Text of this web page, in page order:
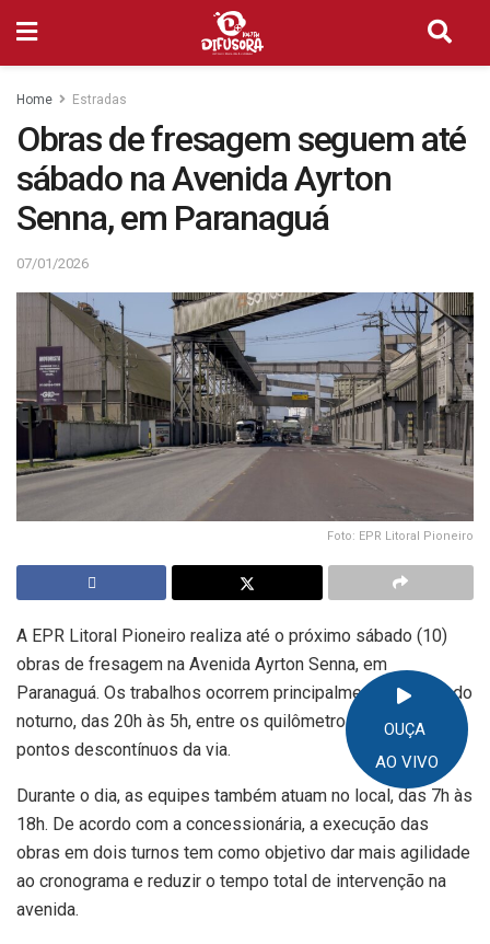
OUÇA
AO VIVO
Home Estradas
Obras de fresagem seguem até
sábado na Avenida Ayrton
Senna, em Paranaguá
07/01/2026
Foto: EPR Litoral Pioneiro
A EPR Litoral Pioneiro realiza até o próximo sábado (10)
obras de fresagem na Avenida Ayrton Senna, em
Paranaguá. Os trabalhos ocorrem principalmente no período
noturno, das 20h às 5h, entre os quilômetros 0 e 5,5, em
pontos descontínuos da via.
Durante o dia, as equipes também atuam no local, das 7h às
18h. De acordo com a concessionária, a execução das
obras em dois turnos tem como objetivo dar mais agilidade
ao cronograma e reduzir o tempo total de intervenção na
avenida.